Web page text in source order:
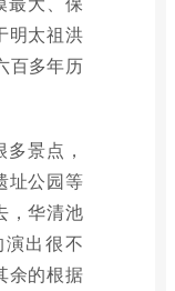
明太祖洪
百多年历
景点，
址公园等
，华清池
出很不
余的根据